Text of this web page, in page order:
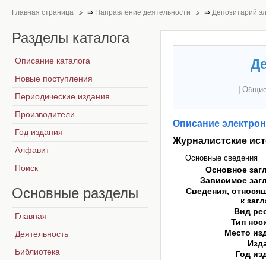
Главная страница ⇒ Направление деятельности ⇒ Депозитарий
Описание
Журналистские
Основные сведения
Основное
Зависимое
Сведения,
к
Вид
Тип
Место
Год
Разделы каталога
Описание каталога
Новые поступления
Периодические издания
Производители
Год издания
Алфавит
Поиск
Основные разделы
Главная
Деятельность
Библиотека